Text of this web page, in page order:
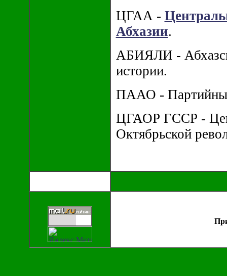
ЦГАА -
Абхазии.
АБИЯЛИ -
истории.
ПААО -
ЦГАОР ГССР -
Октябрьской